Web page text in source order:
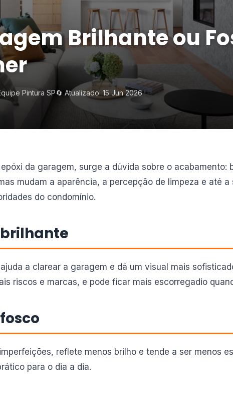
Brilhante ou
Pintura SP🔄 Atualizado: 15 Jun 2026
da garagem, surge a dúvida sobre o acabamento:
mudam a aparência, a percepção de limpeza e até a
do condomínio.
a clarear a garagem e dá um visual mais
riscos e marcas, e pode ficar mais escorregadio
reflete menos brilho e tende a ser menos
para o dia a dia.